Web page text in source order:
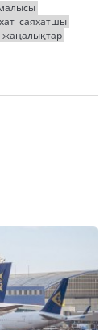
саяхатшы
жаңалықтар